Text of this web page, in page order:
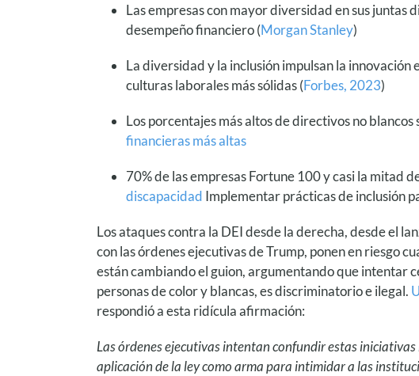
Las empresas con mayor diversidad en sus
desempeño financiero (Morgan Stanley)
La diversidad y la inclusión impulsan la innovación
culturas laborales más sólidas (Forbes, 2023)
Los porcentajes más altos de directivos no blancos
financieras más altas
70% de las empresas Fortune 100 y casi la mitad
discapacidad Implementar prácticas de inclusión
Los ataques contra la DEI desde la derecha, desde el
con las órdenes ejecutivas de Trump, ponen en riesgo
están cambiando el guion, argumentando que intentar
personas de color y blancas, es discriminatorio e ilegal.
respondió a esta ridícula afirmación:
Las órdenes ejecutivas intentan confundir estas
aplicación de la ley como arma para intimidar a las